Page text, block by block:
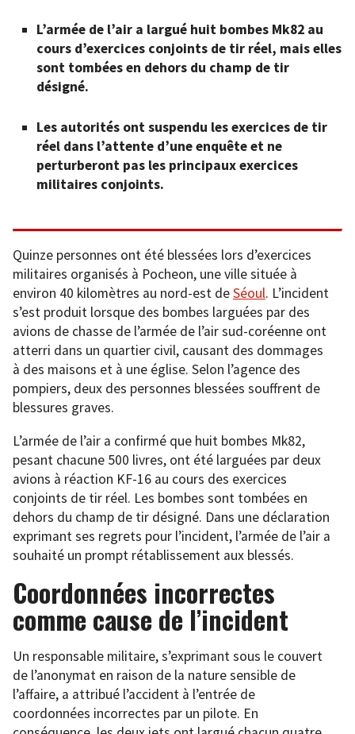
L’armée de l’air a largué huit bombes Mk82 au
cours d’exercices conjoints de tir réel, mais elles
sont tombées en dehors du champ de tir
désigné.
Les autorités ont suspendu les exercices de tir
réel dans l’attente d’une enquête et ne
perturberont pas les principaux exercices
militaires conjoints.
Quinze personnes ont été blessées lors d’exercices
militaires organisés à Pocheon, une ville située à
environ 40 kilomètres au nord-est deSéoul. L’incident
s’est produit lorsque des bombes larguées par des
avions de chasse de l’armée de l’air sud-coréenne ont
atterri dans un quartier civil, causant des dommages
à des maisons et à une église. Selon l’agence des
pompiers, deux des personnes blessées souffrent de
blessures graves.
L’armée de l’air a confirmé que huit bombes Mk82,
pesant chacune 500 livres, ont été larguées par deux
avions à réaction KF-16 au cours des exercices
conjoints de tir réel. Les bombes sont tombées en
dehors du champ de tir désigné. Dans une déclaration
exprimant ses regrets pour l’incident, l’armée de l’air a
souhaité un prompt rétablissement aux blessés.
Coordonnées incorrectes
comme cause de l’incident
Un responsable militaire, s’exprimant sous le couvert
de l’anonymat en raison de la nature sensible de
l’affaire, a attribué l’accident à l’entrée de
coordonnées incorrectes par un pilote. En